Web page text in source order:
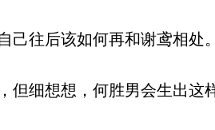
己往后该如何再和谢鸢相处
细想想，何胜男会生出这